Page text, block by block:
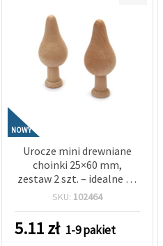
NOWY
Urocze mini drewniane
choinki 25×60 mm,
zestaw 2 szt. – idealne do
naturalnych dekoracji,
SKU: 102464
5.11zł 1-9 pakiet